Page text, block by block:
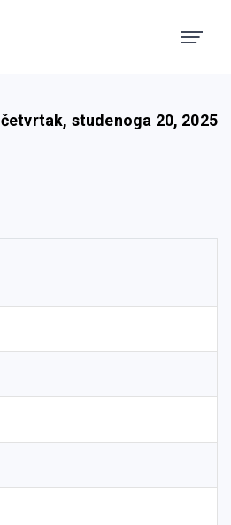
četvrtak, studenoga 20, 2025